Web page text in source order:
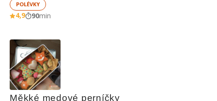
POLÉVKY
4,9 90min
Měkké medové perníčky